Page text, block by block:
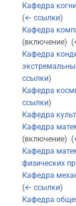
Кафедра
(← ссылки)
Кафедра
(включение) ‎ (
Кафедра
ссылки)
Кафедра
ссылки)
Кафедра
Кафедра
(включение) ‎ (
Кафедра
физических
Кафедра
(← ссылки)
Кафедра